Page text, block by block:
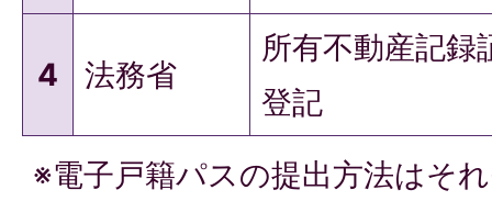
4 法務省
所有不動産記録
登記
※電子戸籍パスの提出方法はそ